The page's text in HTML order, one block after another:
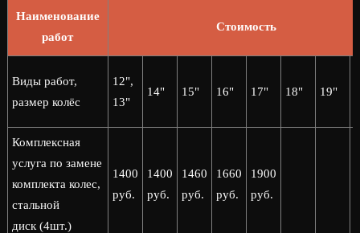
Наименование
работ
Стоимость
Виды работ,
размер колёс
12",
13"
14" 15" 16" 17" 18" 19"
Комплексная
услуга по замене
комплекта колес,
стальной
диск (4шт.)
1400
руб.
1400
руб.
1460
руб.
1660
руб.
1900
руб.